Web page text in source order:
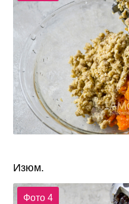
Изюм.
Фото 4